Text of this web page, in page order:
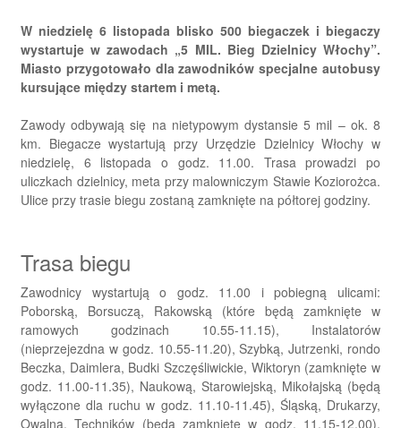
W niedzielę 6 listopada blisko 500 biegaczek i biegaczy
wystartuje w zawodach „5 MIL. Bieg Dzielnicy Włochy”.
Miasto przygotowało dla zawodników specjalne autobusy
kursujące między startem i metą.
Zawody odbywają się na nietypowym dystansie 5 mil – ok. 8
km. Biegacze wystartują przy Urzędzie Dzielnicy Włochy w
niedzielę, 6 listopada o godz. 11.00. Trasa prowadzi po
uliczkach dzielnicy, meta przy malowniczym Stawie Koziorożca.
Ulice przy trasie biegu zostaną zamknięte na półtorej godziny.
Trasa biegu
Zawodnicy wystartują o godz. 11.00 i pobiegną ulicami:
Poborską, Borsuczą, Rakowską (które będą zamknięte w
ramowych godzinach 10.55-11.15), Instalatorów
(nieprzejezdna w godz. 10.55-11.20), Szybką, Jutrzenki, rondo
Beczka, Daimlera, Budki Szczęśliwickie, Wiktoryn (zamknięte w
godz. 11.00-11.35), Naukową, Starowiejską, Mikołajską (będą
wyłączone dla ruchu w godz. 11.10-11.45), Śląską, Drukarzy,
Owalną, Techników (będą zamknięte w godz. 11.15-12.00),